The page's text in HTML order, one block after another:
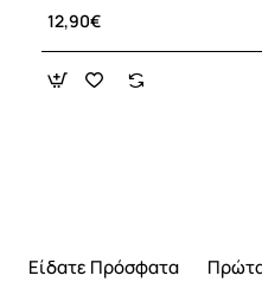
12,90€
Είδατε Πρόσφατα